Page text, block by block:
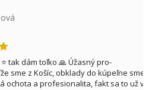
dám toľko 🙏 Úžasný pro-
z Košíc, obklady do kúpeľne sme
a profesionalita, fakt sa to už v